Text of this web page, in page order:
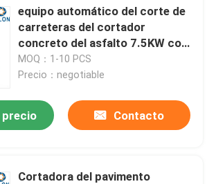
con
equipo automático del corte de
carreteras del cortador
concreto del asfalto 7.5KW con
el tanque de agua 40-45L
MOQ：1-10 PCS
Precio：negotiable
precio Contacto
Cortadora del pavimento